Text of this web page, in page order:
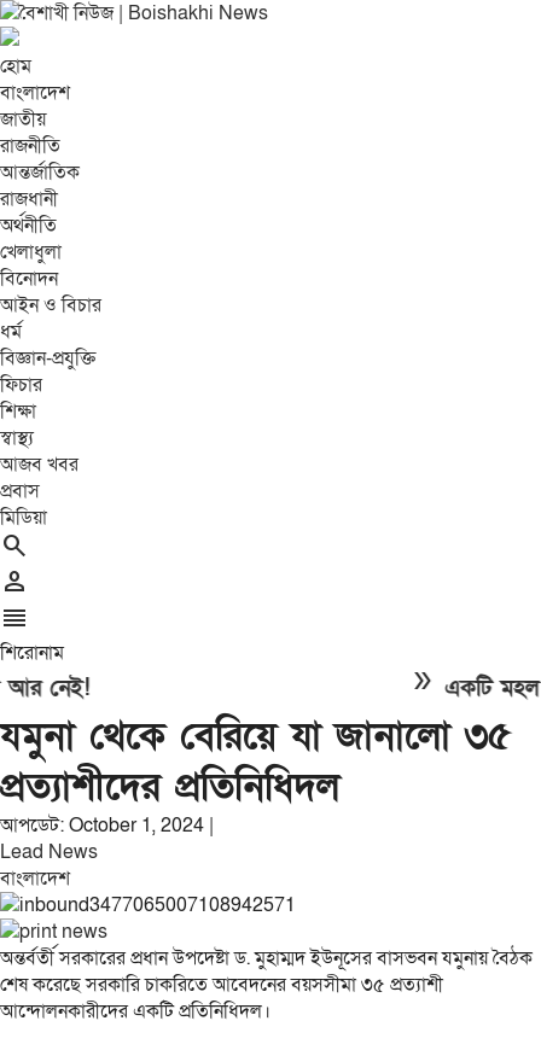
হোম
বাংলাদেশ
জাতীয়
রাজনীতি
আন্তর্জাতিক
রাজধানী
অর্থনীতি
খেলাধুলা
বিনোদন
আইন ও বিচার
ধর্ম
বিজ্ঞান-প্রযুক্তি
ফিচার
শিক্ষা
স্বাস্থ্য
আজব খবর
প্রবাস
মিডিয়া
search
person
reorder
শিরোনাম
নেই! একটি মহল
যমুনা থেকে বেরিয়ে যা জানালো ৩৫
প্রত্যাশীদের প্রতিনিধিদল
আপডেট: October 1, 2024 |
Lead News
বাংলাদেশ
অন্তর্বর্তী সরকারের প্রধান উপদেষ্টা ড. মুহাম্মদ ইউনূসের বাসভবন যমুনায় বৈঠক
শেষ করেছে সরকারি চাকরিতে আবেদনের বয়সসীমা ৩৫ প্রত্যাশী
আন্দোলনকারীদের একটি প্রতিনিধিদল।